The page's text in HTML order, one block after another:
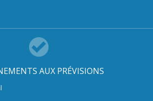
AUX PRÉVISIONS